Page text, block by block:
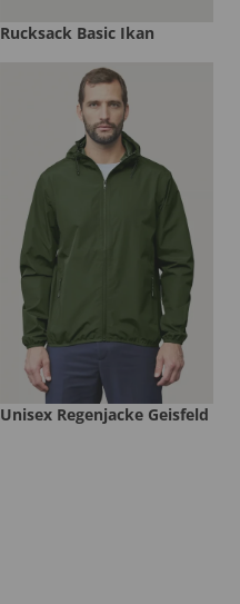
Rucksack Basic Ikan
Unisex Regenjacke Geisfeld